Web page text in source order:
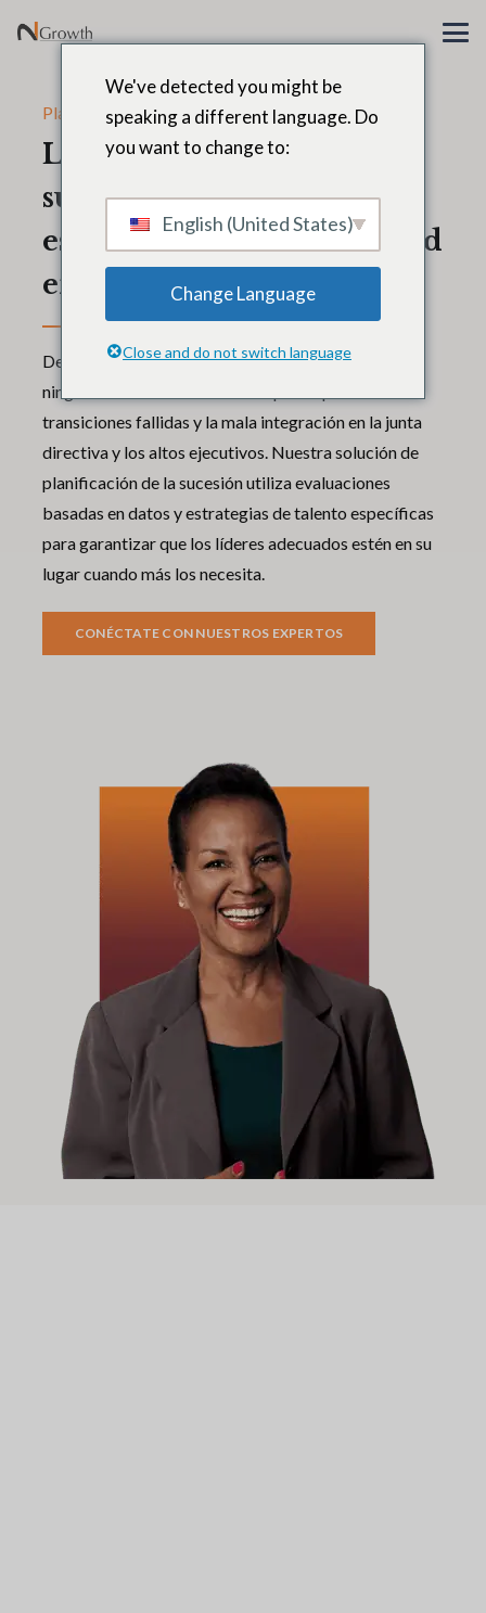
Plan de sucesión
La planificación de la
sucesión no es una
estrategia; es una necesidad
empresarial
De todos los riesgos que enfrenta una empresa,
ninguno es más costoso ni disruptivo que las
transiciones fallidas y la mala integración en la junta
directiva y los altos ejecutivos. Nuestra solución de
planificación de la sucesión utiliza evaluaciones
basadas en datos y estrategias de talento específicas
para garantizar que los líderes adecuados estén en su
lugar cuando más los necesita.
CONÉCTATE CON NUESTROS EXPERTOS
We've detected you might be
speaking a different language. Do
you want to change to:
English (United States)
Change Language
Close and do not switch language